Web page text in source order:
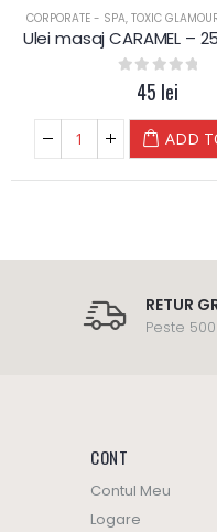
CORPORATE - SPA, TOXIC
out of 5
45 lei
ADD
RETUR
Peste
CONT
Contul Meu
Logare